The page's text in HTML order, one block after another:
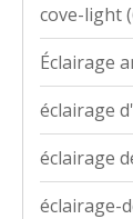
cove-light
Éclairage
éclairage
éclairage
éclairage-